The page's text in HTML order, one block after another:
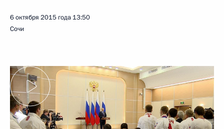
6 октября 2015 года 13:50
Сочи